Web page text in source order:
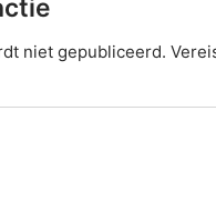
niet gepubliceerd.